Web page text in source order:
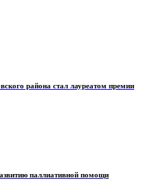
района стал лауреатом премии
паллиативной помощи